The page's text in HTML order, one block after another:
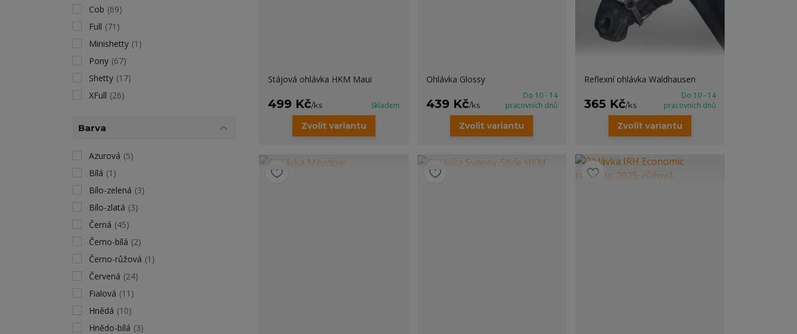
Stájová ohlávka HKM Maui
499 Kč/ks Skladem
Zvolit variantu
Ohlávka Glossy
439 Kč/ks
Do 10 - 14
pracovních dnů
Zvolit variantu
Reflexní ohlávka Waldhausen
365 Kč/ks
Do 10 - 14
pracovních dnů
Zvolit variantu
Cob (69)
Full (71)
Minishetty (1)
Pony (67)
Shetty (17)
XFull (26)
Barva
Azurová (5)
Bílá (1)
Bílo-zelená (3)
Bílo-zlatá (3)
Černá (45)
Černo-bílá (2)
Černo-růžová (1)
Červená (24)
Fialová (11)
Hnědá (10)
Hnědo-bílá (3)